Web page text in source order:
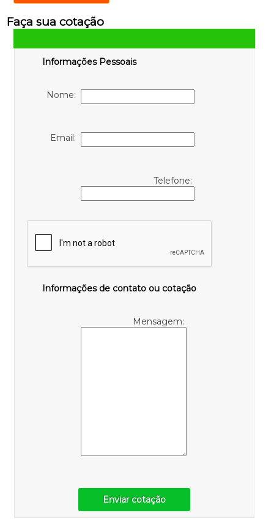
Faça sua cotação
Informações Pessoais
Nome:
Email:
Telefone:
Informações de contato ou cotação
Mensagem:
Enviar cotação